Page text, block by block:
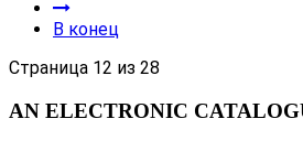
В конец
Страница 12 из 28
AN ELECTRONIC